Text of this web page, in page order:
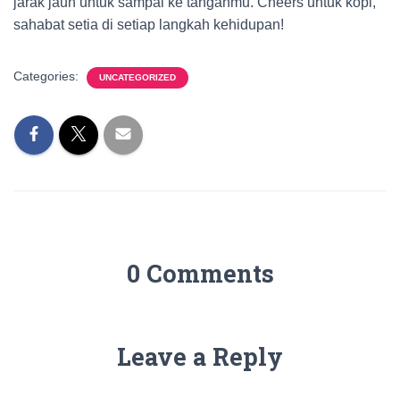
sahabat setia di setiap langkah kehidupan!
Categories: UNCATEGORIZED
0 Comments
Leave a Reply